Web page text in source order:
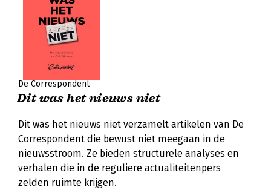
De Correspondent
Dit was het nieuws niet
Dit was het nieuws niet verzamelt artikelen van De
Correspondent die bewust niet meegaan in de
nieuwsstroom. Ze bieden structurele analyses en
verhalen die in de reguliere actualiteitenpers
zelden ruimte krijgen.